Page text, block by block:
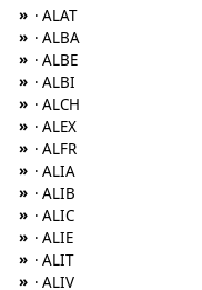
» · ALAT
» · ALBA
» · ALBE
» · ALBI
» · ALCH
» · ALEX
» · ALFR
» · ALIA
» · ALIB
» · ALIC
» · ALIE
» · ALIT
» · ALIV